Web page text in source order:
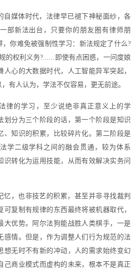
自媒体时代，法律早已褪下神秘面纱，各
部新法出台，只要你的朋友圈有律师朋
，你难免被强制性学习：新法规定了什么?
的权利义务?......即使有点困惑，一问度娘
心的大数据时代，人工智能异军突起，
有人认为，学法不仅容易，更无前途。
律的学习，至少说绝非真正意义上的学
划分为三个阶段的话，第一个阶段是知识
、知识的积累，比较碎片化。第二阶段是
学二级学科之间的融会贯通，较为体系
识转化为运用技能，从而有效解决实务问
忆，也非技艺的积累，甚至并非寻找裁判
可复制有规律的东西最终将被机器取代，
大优势。阿尔法狗能战胜人类棋手，一是
感情。但是，作为调整人们行为规范的法
想无时不有新的冲动，人的需求始终变幻
己商业模式而虚构的未来，根本不是真正